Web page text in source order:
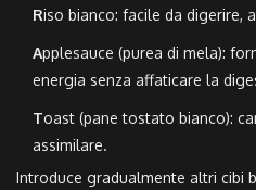
Riso bianco: facile da digerire,
Applesauce (purea di mela):
energia senza affaticare la
Toast (pane tostato bianco):
assimilare.
Introduce gradualmente altri cibi